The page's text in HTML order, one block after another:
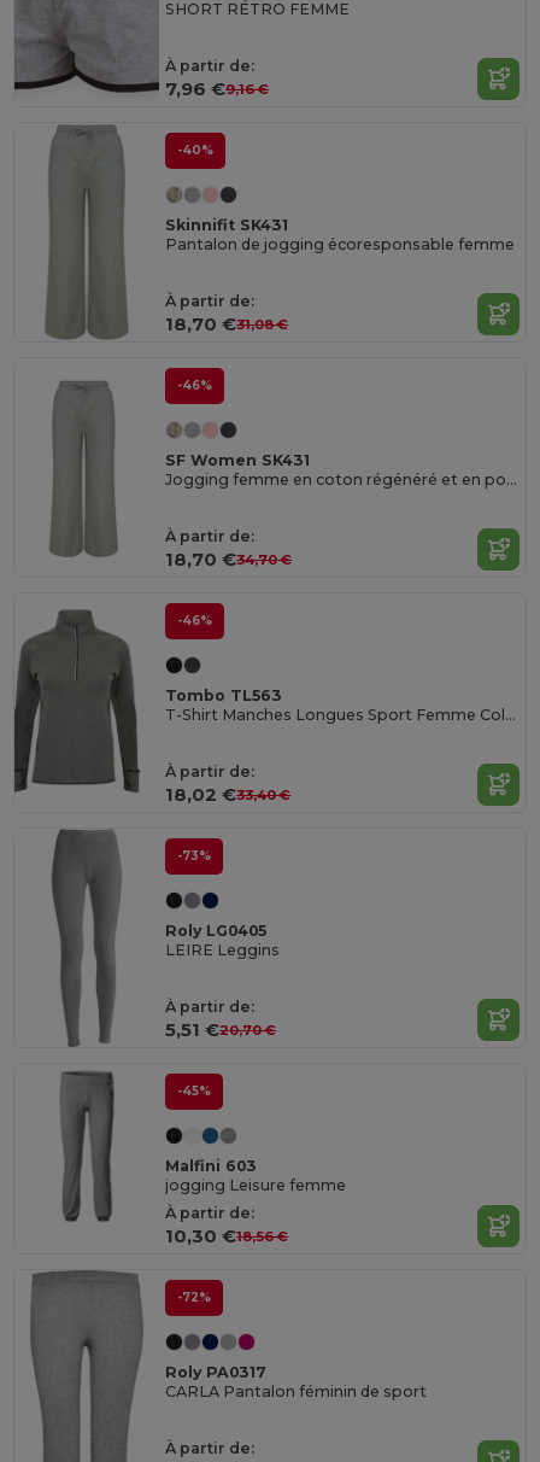
SHORT RÉTRO FEMME
À partir de:
7,96 €9,16 €
-40%
Skinnifit SK431
Pantalon de jogging écoresponsable femme
À partir de:
18,70 €31,08 €
-46%
SF Women SK431
Jogging femme en coton régénéré et en polyester recyclé
À partir de:
18,70 €34,70 €
-46%
Tombo TL563
T-Shirt Manches Longues Sport Femme Col Zippée
À partir de:
18,02 €33,40 €
-73%
Roly LG0405
LEIRE Leggins
À partir de:
5,51 €20,70 €
-45%
Malfini 603
jogging Leisure femme
À partir de:
10,30 €18,56 €
-72%
Roly PA0317
CARLA Pantalon féminin de sport
À partir de: